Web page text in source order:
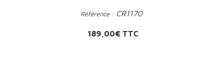
Référence : CR1170
Prix
189,00€ TTC